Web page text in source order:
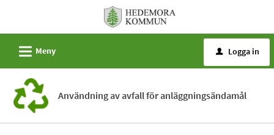
tjänster
Hedemora
kommun
L Meny u Logga in
Användning av avfall för anläggningsändamål